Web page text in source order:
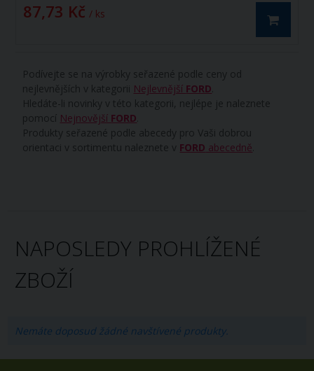
87,73 Kč / ks
84535312, SAME 2.4319.060
Podívejte se na výrobky seřazené podle ceny od
nejlevnějších v kategorii Nejlevnější FORD
Hledáte-li novinky v této kategorii, nejlépe je naleznete
pomocí Nejnovější FORD
Produkty seřazené podle abecedy pro Vaši dobrou
orientaci v sortimentu naleznete v FORD abecedně
NAPOSLEDY PROHLÍŽENÉ
ZBOŽÍ
Nemáte doposud žádné navštívené produkty.